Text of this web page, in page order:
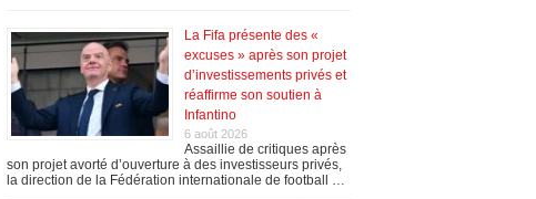
La Fifa présente des «
excuses » après son projet
d’investissements privés et
réaffirme son soutien à
Infantino
6 août 2026
Assaillie de critiques après
son projet avorté d’ouverture à des investisseurs privés,
la direction de la Fédération internationale de football …